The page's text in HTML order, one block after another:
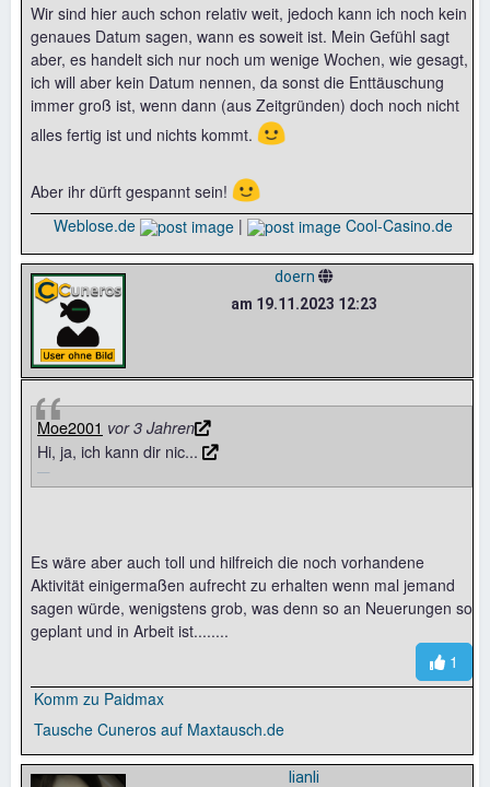
Wir sind hier auch schon relativ weit, jedoch kann ich noch kein
genaues Datum sagen, wann es soweit ist. Mein Gefühl sagt
aber, es handelt sich nur noch um wenige Wochen, wie gesagt,
ich will aber kein Datum nennen, da sonst die Enttäuschung
immer groß ist, wenn dann (aus Zeitgründen) doch noch nicht
alles fertig ist und nichts kommt. 🙂
Aber ihr dürft gespannt sein! 🙂
Weblose.de | Cool-Casino.de
doern
am 19.11.2023 12:23
Moe2001 vor 3 Jahren
Hi, ja, ich kann dir nic...
Es wäre aber auch toll und hilfreich die noch vorhandene
Aktivität einigermaßen aufrecht zu erhalten wenn mal jemand
sagen würde, wenigstens grob, was denn so an Neuerungen so
geplant und in Arbeit ist........
1
Komm zu Paidmax
Tausche Cuneros auf Maxtausch.de
lianli